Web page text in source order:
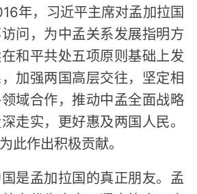
年，习近平主席对孟加拉国
问，为中孟关系发展指明方
和平共处五项原则基础上发
加强两国高层交往，坚定相
域合作，推动中孟全面战略
走实，更好惠及两国人民。
此作出积极贡献。
是孟加拉国的真正朋友。孟